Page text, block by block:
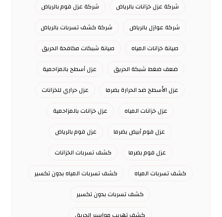
شركة عزل خزانات بالرياض
شركة عزل فوم بالرياض
شركة عوازل بالرياض
شركة كشف تسربات بالرياض
صيانة خزانات المياه
صيانة شبكات مكافحة الحريق
ضعف ضغط شبكة الحريق
عزل أسطح بالمزاحمية
عزل الأسطح ضد الحرارة بضرما
عزل حراري للخزانات
عزل خزانات المياه
عزل خزانات بالمزاحمية
عزل فوم أبيض بضرما
عزل فوم بالرياض
عزل فوم بضرما
كشف تسربات الخزانات
كشف تسربات المياه
كشف تسربات المياه بدون تكسير
كشف تسربات بدون تكسير